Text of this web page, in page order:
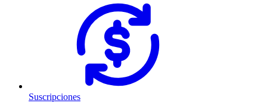
Suscripciones